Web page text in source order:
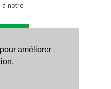
améliorer
à notre
les